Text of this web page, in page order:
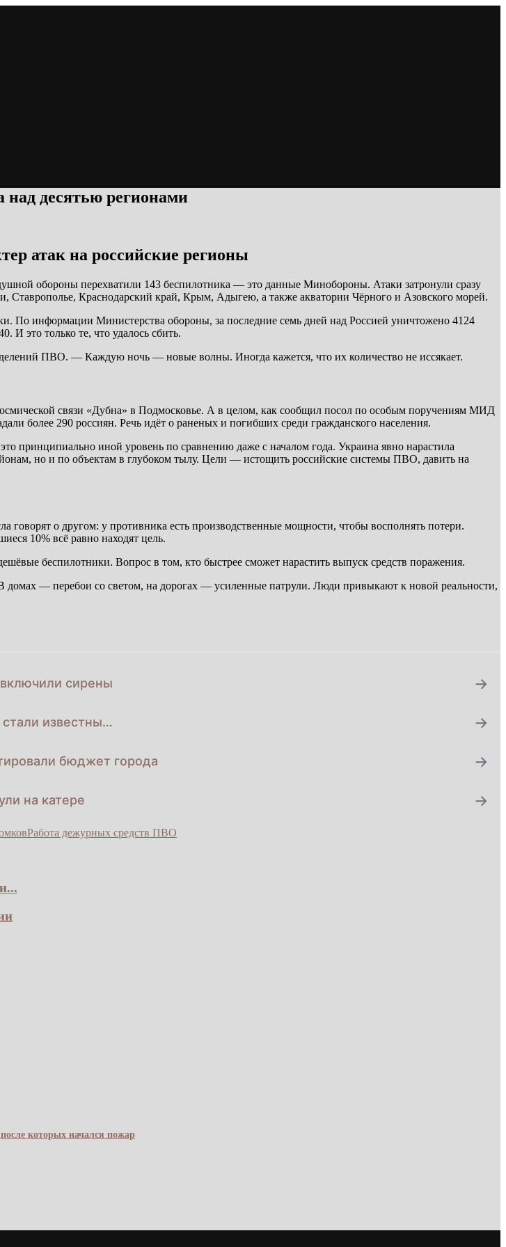
десятью регионами
атак на российские регионы
обороны перехватили 143 беспилотника — это данные Минобороны. Атаки затронули сразу
Ставрополье, Краснодарский край, Крым, Адыгею, а также акватории Чёрного и Азовского морей.
По информации Министерства обороны, за последние семь дней над Россией уничтожено 4124
это только те, что удалось сбить.
ПВО. — Каждую ночь — новые волны. Иногда кажется, что их количество не иссякает.
связи «Дубна» в Подмосковье. А в целом, как сообщил посол по особым поручениям МИД
более 290 россиян. Речь идёт о раненых и погибших среди гражданского населения.
принципиально иной уровень по сравнению даже с началом года. Украина явно нарастила
но и по объектам в глубоком тылу. Цели — истощить российские системы ПВО, давить на
о другом: у противника есть производственные мощности, чтобы восполнять потери.
10% всё равно находят цель.
беспилотники. Вопрос в том, кто быстрее сможет нарастить выпуск средств поражения.
— перебои со светом, на дорогах — усиленные патрули. Люди привыкают к новой реальности,
сирены →
известны… →
бюджет города →
на катере →
Работа дежурных средств ПВО
которых начался пожар